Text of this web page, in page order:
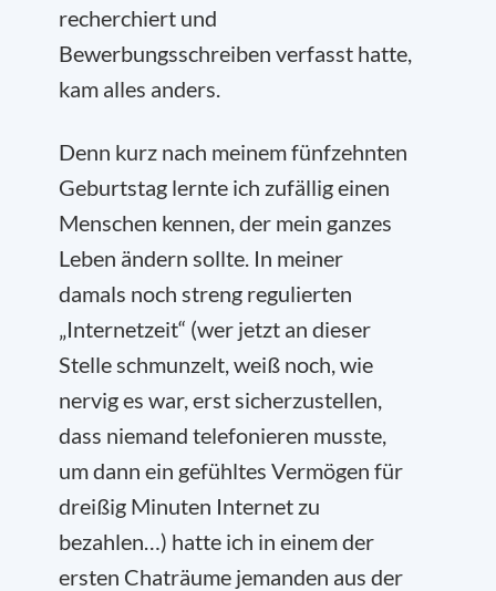
recherchiert und
Bewerbungsschreiben verfasst hatte,
kam alles anders.
Denn kurz nach meinem fünfzehnten
Geburtstag lernte ich zufällig einen
Menschen kennen, der mein ganzes
Leben ändern sollte. In meiner
damals noch streng regulierten
„Internetzeit“ (wer jetzt an dieser
Stelle schmunzelt, weiß noch, wie
nervig es war, erst sicherzustellen,
dass niemand telefonieren musste,
um dann ein gefühltes Vermögen für
dreißig Minuten Internet zu
bezahlen…) hatte ich in einem der
ersten Chaträume jemanden aus der